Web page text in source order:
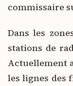
commissaire
Dans les
stations de
Actuellement
les lignes des